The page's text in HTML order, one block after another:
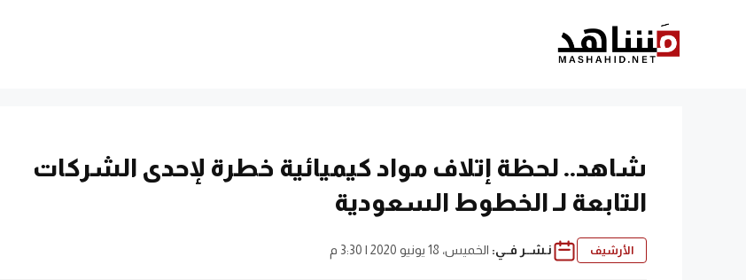
شاهد.. لحظة إتلاف مواد كيميائية خطرة لإحدى الشركات
التابعة لـ الخطوط السعودية
الأرشيف نـشــر فــي: الخميس، 18 يونيو 2020 | 3:30 م